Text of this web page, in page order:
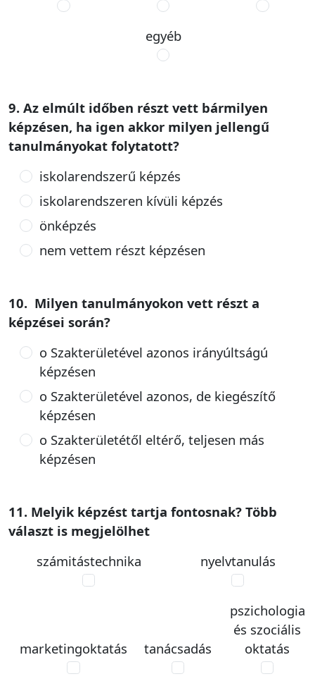
egyéb
9. Az elmúlt időben részt vett bármilyen
képzésen, ha igen akkor milyen jellengű
tanulmányokat folytatott?
iskolarendszerű képzés
iskolarendszeren kívüli képzés
önképzés
nem vettem részt képzésen
10. Milyen tanulmányokon vett részt a
képzései során?
o Szakterületével azonos irányúltságú
képzésen
o Szakterületével azonos, de kiegészítő
képzésen
o Szakterületétől eltérő, teljesen más
képzésen
11. Melyik képzést tartja fontosnak? Több
választ is megjelölhet
számitástechnika
nyelvtanulás
marketingoktatás tanácsadás
pszichologia
és szociális
oktatás